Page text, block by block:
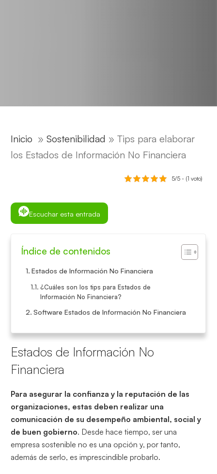
Inicio »Sostenibilidad »Tips para elaborar
los Estados de Información No Financiera
5/5 - (1 voto)
Escuchar esta entrada
Índice de contenidos
Estados de Información No Financiera
¿Cuáles son los tips para Estados de
Información No Financiera?
Software Estados de Información No Financiera
Estados de Información No
Financiera
Para asegurar la confianza y la reputación de las
organizaciones, estas deben realizar una
comunicación de su desempeño ambiental, social y
de buen gobierno. Desde hace tiempo, ser una
empresa sostenible no es una opción y, por tanto,
además de serlo, es imprescindible probarlo.